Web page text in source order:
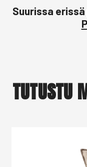
Suurissa
TUTUSTU